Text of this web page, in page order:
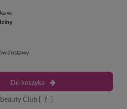
w:
dostawy
Do koszyka
Club [ ? ]